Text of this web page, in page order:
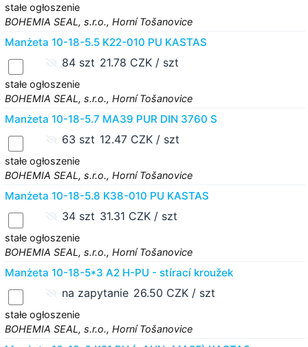
stałe ogłoszenie
BOHEMIA SEAL, s.r.o., Horní Tošanovice
Manżeta 10-18-5.5 K22-010 PU KASTAS
84 szt 21.78 CZK / szt
stałe ogłoszenie
BOHEMIA SEAL, s.r.o., Horní Tošanovice
Manżeta 10-18-5.7 MA39 PUR DIN 3760 S
63 szt 12.47 CZK / szt
stałe ogłoszenie
BOHEMIA SEAL, s.r.o., Horní Tošanovice
Manżeta 10-18-5.8 K38-010 PU KASTAS
34 szt 31.31 CZK / szt
stałe ogłoszenie
BOHEMIA SEAL, s.r.o., Horní Tošanovice
Manżeta 10-18-5*3 A2 H-PU - stírací kroužek
na zapytanie 26.50 CZK / szt
stałe ogłoszenie
BOHEMIA SEAL, s.r.o., Horní Tošanovice